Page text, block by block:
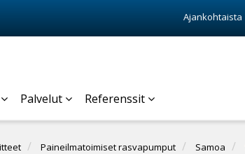
Ajankohtaista
Palvelut Referenssit
Paineilmatoimiset rasvapumput Samoa